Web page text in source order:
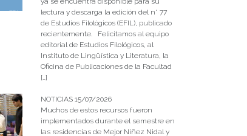
lectura y descarga la edición del n° 77
de Estudios Filológicos (EFIL), publicado
recientemente. Felicitamos al equipo
editorial de Estudios Filológicos, al
Instituto de Lingüística y Literatura, la
Oficina de Publicaciones de la Facultad
[…]
NOTICIAS 15/07/2026
Muchos de estos recursos fueron
implementados durante el semestre en
las residencias de Mejor Niñez Nidal y